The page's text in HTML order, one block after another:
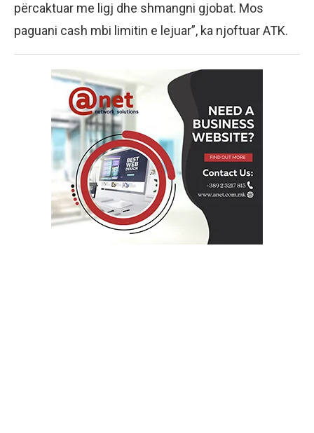
përcaktuar me ligj dhe shmangni gjobat. Mos
paguani cash mbi limitin e lejuar”, ka njoftuar ATK.